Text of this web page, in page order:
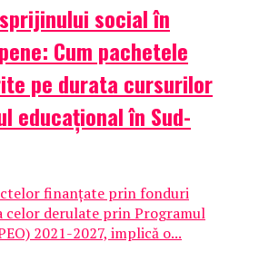
social în
Cum pachetele
pe durata cursurilor
educațional în Sud-
finanțate prin fonduri
celor derulate prin Programul
2021-2027, implică o...